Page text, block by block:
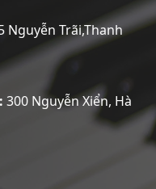
Nguyễn Trãi,Thanh
300 Nguyễn Xiển, Hà